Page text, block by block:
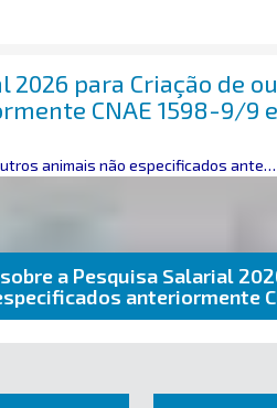
2026 para Criação de
CNAE 1598-9/9
animais não especificados anteriormente
a Pesquisa Salarial
anteriormente